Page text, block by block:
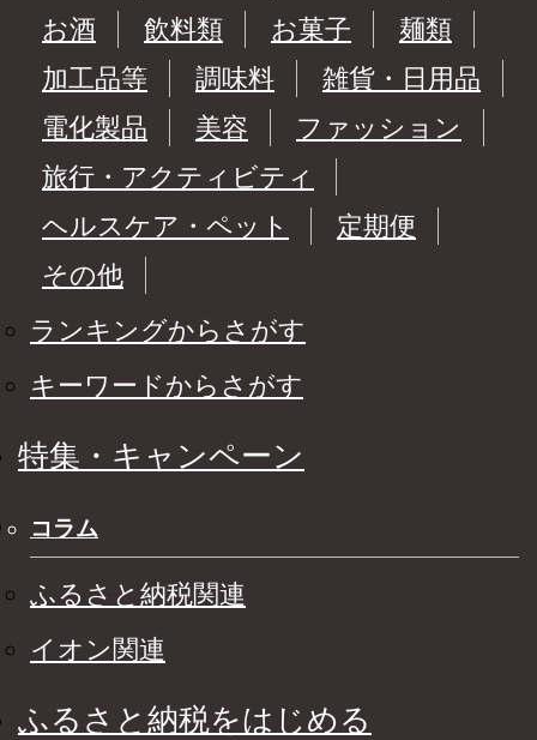
お酒
飲料類 お菓子
麺類
加工品等
調味料
雑貨・日用品
電化製品
美容
ファッション
旅行・アクティビティ
ヘルスケア・ペット
定期便
その他
ランキングからさがす
キーワードからさがす
特集・キャンペーン
コラム
ふるさと納税関連
イオン関連
ふるさと納税をはじめる